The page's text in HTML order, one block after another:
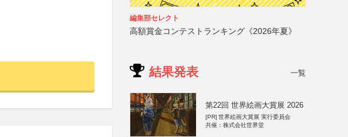
編集部セレクト
高額賞金コンテストランキング《2026年夏》
結果発表 一覧
第22回 世界絵画大賞展 2026
[PR] 世界絵画大賞展 実行委員会
共催：株式会社世界堂